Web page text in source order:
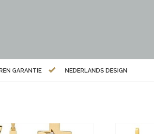
GARANTIE NEDERLANDS DESIGN